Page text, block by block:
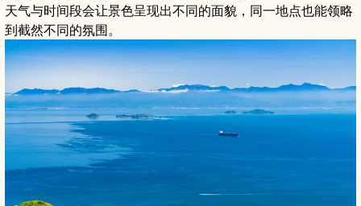
天气与时间段会让景色呈现出不同的面貌，同一地点也能领略
到截然不同的氛围。